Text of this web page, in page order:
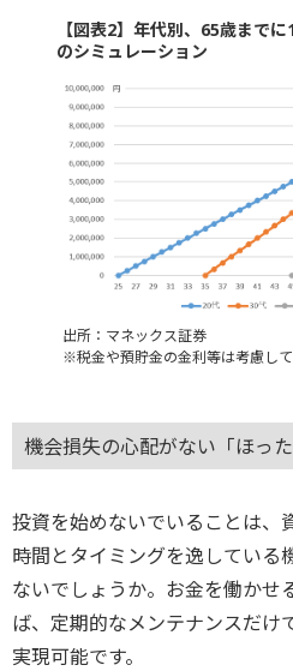
【図表2】年代別、65歳まで
のシミュレーション
出所：マネックス証券
※税金や預貯金の金利等は考慮して
機会損失の心配がない「ほっ
投資を始めないでいることは、
時間とタイミングを逸している
ないでしょうか。お金を働かせ
ば、定期的なメンテナンスだけ
実現可能です。